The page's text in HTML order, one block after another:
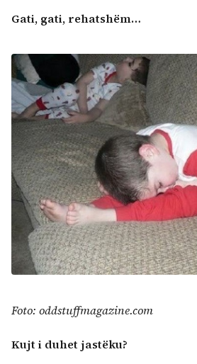
Gati, gati, rehatshëm…
Foto: oddstuffmagazine.com
Kujt i duhet jastëku?